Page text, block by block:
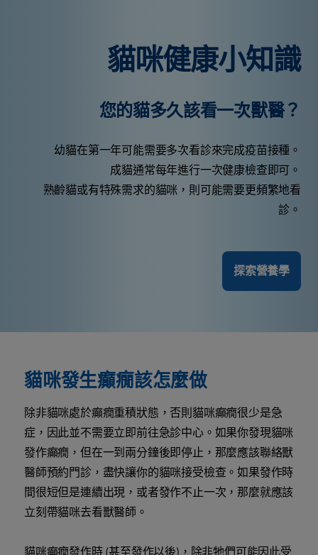
貓咪健康小知識
您的貓多久該看一次獸醫？
幼貓在第一年可能需要多次看診來完成疫苗接種。
成貓通常每年進行一次健康檢查即可。
熟齡貓或有特殊需求的貓咪，則可能需要更頻繁地看
診。
探索營養學
貓咪發生癲癇該怎麼做
除非貓咪處於癲癇重積狀態，否則貓咪癲癇很少是急
症，因此並不需要立即前往急診中心。如果你發現貓咪
發作癲癇，但在一到兩分鐘後即停止，那麼應該聯絡獸
醫師預約門診，盡快讓你的貓咪接受檢查。如果發作時
間很短但是連續出現，或者發作不止一次，那麼就應該
立刻帶貓咪去看獸醫師。
貓咪癲癇發作時 (甚至發作以後)，除非牠們可能因此受